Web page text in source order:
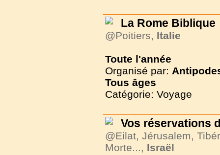
La Rome Biblique
@Poitiers, Italie
Toute l'année
Organisé par:
Tous âges
Catégorie: Voyage
Vos réservations
@Eilat, Jérusalem,
Morte..., Israël